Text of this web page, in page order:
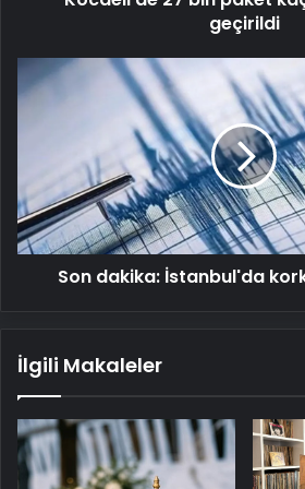
geçirildi
Son
dakika:
Son dakika: İstanbul'da
İlgili Makaleler